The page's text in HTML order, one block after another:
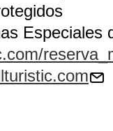
Especiales